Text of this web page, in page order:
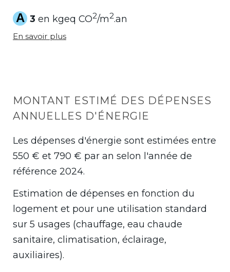
A 3 en kgeq CO2/m2.an
En savoir plus
MONTANT ESTIMÉ DES DÉPENSES
ANNUELLES D'ÉNERGIE
Les dépenses d'énergie sont estimées entre
550 € et 790 € par an selon l'année de
référence 2024.
Estimation de dépenses en fonction du
logement et pour une utilisation standard
sur 5 usages (chauffage, eau chaude
sanitaire, climatisation, éclairage,
auxiliaires).